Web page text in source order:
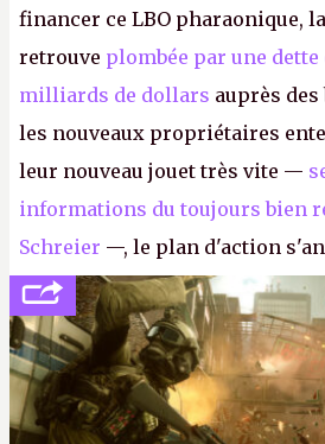
financer ce LBO pharaonique,
retrouve plombée par une dette
milliards de dollars auprès des
les nouveaux propriétaires
leur nouveau jouet très vite —
informations du toujours bien
Schreier —, le plan d'action
réductions de coûts
studios et licenciements
FCetBattlefield, puis virer le